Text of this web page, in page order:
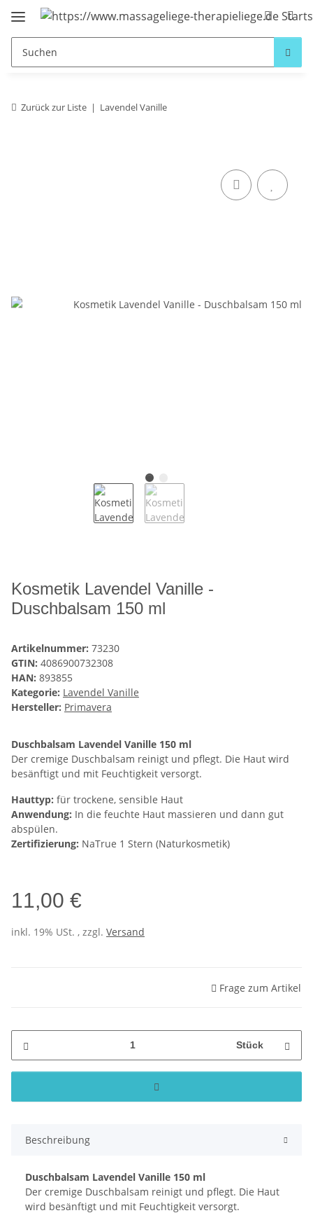
Zurück zur Liste Lavendel Vanille
Kosmetik Lavendel Vanille -
Duschbalsam 150 ml
Artikelnummer: 73230
GTIN: 4086900732308
HAN: 893855
Kategorie: Lavendel Vanille
Hersteller: Primavera
Duschbalsam Lavendel Vanille 150 ml
Der cremige Duschbalsam reinigt und pflegt. Die Haut wird
besänftigt und mit Feuchtigkeit versorgt.
Hauttyp: für trockene, sensible Haut
Anwendung: In die feuchte Haut massieren und dann gut
abspülen.
Zertifizierung: NaTrue 1 Stern (Naturkosmetik)
11,00 €
inkl. 19% USt. , zzgl. Versand
Frage zum Artikel
Stück
Beschreibung
Duschbalsam Lavendel Vanille 150 ml
Der cremige Duschbalsam reinigt und pflegt. Die Haut
wird besänftigt und mit Feuchtigkeit versorgt.